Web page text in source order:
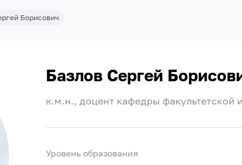
Борисович
Базлов Сергей
к.м.н., доцент кафедры факультетской
Уровень образования